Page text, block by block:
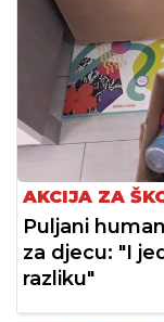
AKCIJA ZA
Puljani
za djecu: "I
razliku"